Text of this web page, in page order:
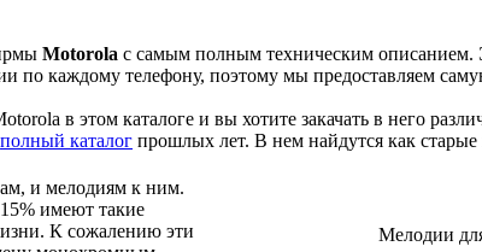
Motorola с самым полным техническим описанием.
по каждому телефону, поэтому мы предоставляем
в этом каталоге и вы хотите закачать в него
полный каталог прошлых лет. В нем найдутся как старые
и мелодиям к ним.
имеют такие
К сожалению эти
Мелодии